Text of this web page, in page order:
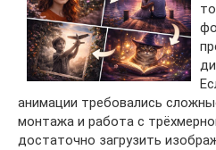
анимации требовались
монтажа и работа с
достаточно загрузить